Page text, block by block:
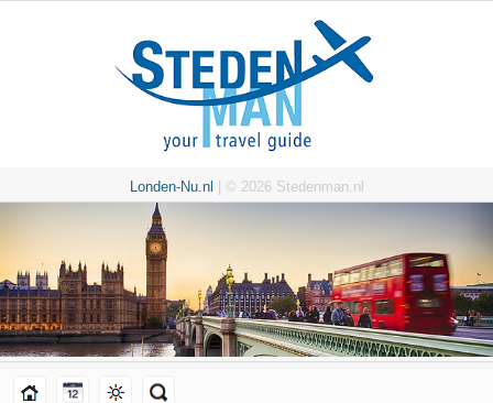
Londen-Nu.nl | © 2026 Stedenman.nl